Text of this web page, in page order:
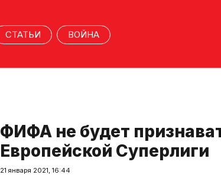
СТАТЬИ ВОЙНА
ФИФА не будет
Европейской Суперлиги
21 января 2021, 16:44